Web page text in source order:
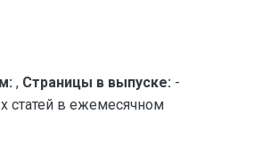
, Страницы в выпуске: -
в ежемесячном